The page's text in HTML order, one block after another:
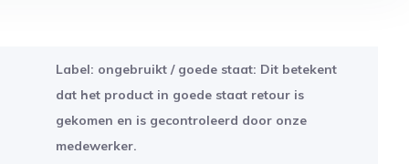
Label: ongebruikt / goede staat: Dit betekent
dat het product in goede staat retour is
gekomen en is gecontroleerd door onze
medewerker.